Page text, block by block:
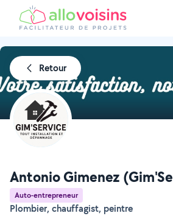
Retour
Antonio Gimenez
Auto-entrepreneur
Plombier, chauffagist, peintre